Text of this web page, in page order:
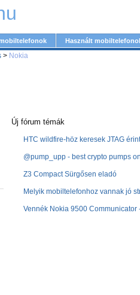
Használt
> Nokia
Új fórum témák
HTC wildfire-höz keresek JTAG
@pump_upp - best crypto pumps
Z3 Compact Sürgősen eladó
Melyik mobiltelefonhoz vannak jó
Vennék Nokia 9500 Communicator